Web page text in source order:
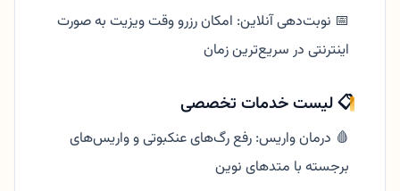
📅 نوبت‌دهی آنلاین: امکان رزرو وقت ویزیت به صورت
اینترنتی در سریع‌ترین زمان
📋 لیست خدمات تخصصی
🩸 درمان واریس: رفع رگ‌های عنکبوتی و واریس‌های
برجسته با متدهای نوین